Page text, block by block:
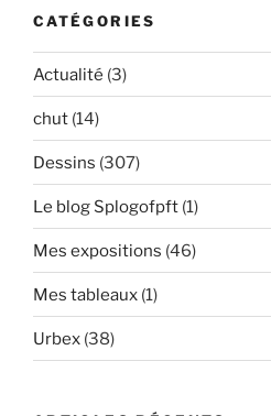
CATÉGORIES
Actualité (3)
chut (14)
Dessins (307)
Le blog Splogofpft (1)
Mes expositions (46)
Mes tableaux (1)
Urbex (38)